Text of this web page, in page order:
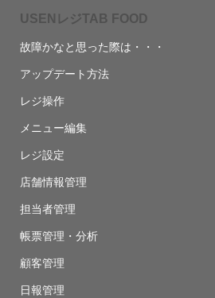
USENレジTAB FOOD
故障かなと思った際は・・・
アップデート方法
レジ操作
メニュー編集
レジ設定
店舗情報管理
担当者管理
帳票管理・分析
顧客管理
日報管理